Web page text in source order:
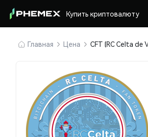
Купить криптовалюту
Главная Цена